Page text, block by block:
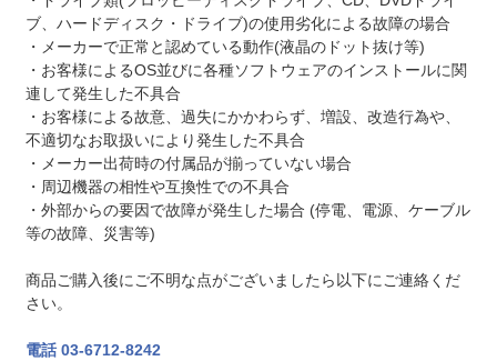
ブ、ハードディスク・ドライブ)の使用劣化による故障の場合
・メーカーで正常と認めている動作(液晶のドット抜け等)
・お客様によるOS並びに各種ソフトウェアのインストールに関
連して発生した不具合
・お客様による故意、過失にかかわらず、増設、改造行為や、
不適切なお取扱いにより発生した不具合
・メーカー出荷時の付属品が揃っていない場合
・周辺機器の相性や互換性での不具合
・外部からの要因で故障が発生した場合 (停電、電源、ケーブル
等の故障、災害等)
商品ご購入後にご不明な点がございましたら以下にご連絡くだ
さい。
電話 03-6712-8242